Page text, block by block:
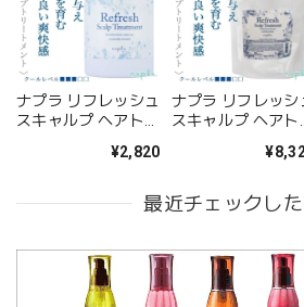
ナプラ リフレッシュ
スキャルプ ヘアトリ
¥2,820
ナプラ リフレッシ
スキャルプ ヘアト
3000g(業務用)--
最近チェックし